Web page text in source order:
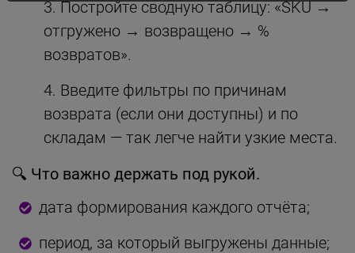
Постройте сводную таблицу: «SKU →
отгружено → возвращено → %
возвратов».
Введите фильтры по причинам
возврата (если они доступны) и по
складам — так легче найти узкие места.
🔍 Что важно держать под рукой.
дата формирования каждого отчёта;
период, за который выгружены данные;